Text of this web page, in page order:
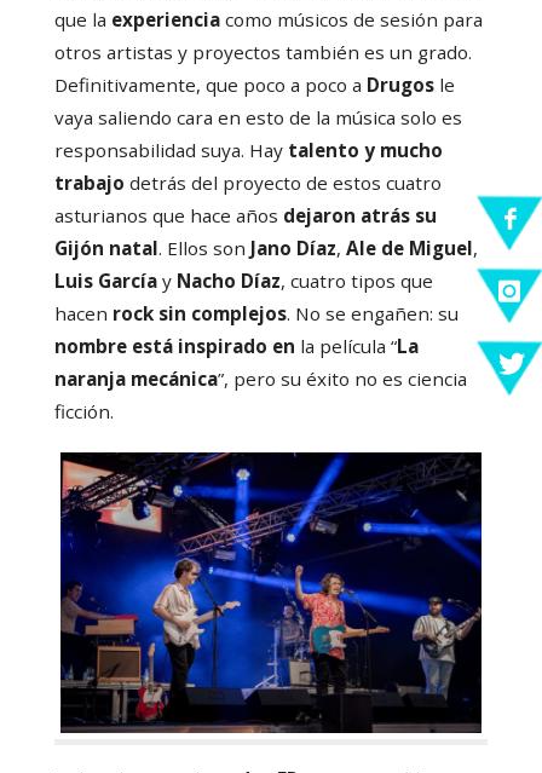
que la experienciacomo músicos de sesión para
otros artistas y proyectos también es un grado.
Definitivamente, que poco a poco a Drugos le
vaya saliendo cara en esto de la música solo es
responsabilidad suya. Hay talento y mucho
trabajo detrás del proyecto de estos cuatro
asturianos que hace años dejaron atrás su
Gijón natal. Ellos son Jano Díaz, Ale de Miguel,
Luis Garcíay Nacho Díaz, cuatro tipos que
hacen rock sin complejos. No se engañen: su
nombre está inspirado en la película “La
naranja mecánica”, pero su éxito no es ciencia
ficción.